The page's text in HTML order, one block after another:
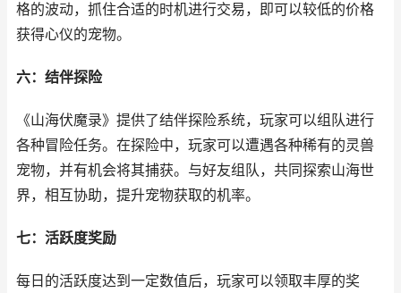
格的波动，抓住合适的时机进行交易，即可以较低的价格
获得心仪的宠物。
六：结伴探险
《山海伏魔录》提供了结伴探险系统，玩家可以组队进行
各种冒险任务。在探险中，玩家可以遭遇各种稀有的灵兽
宠物，并有机会将其捕获。与好友组队，共同探索山海世
界，相互协助，提升宠物获取的机率。
七：活跃度奖励
每日的活跃度达到一定数值后，玩家可以领取丰厚的奖